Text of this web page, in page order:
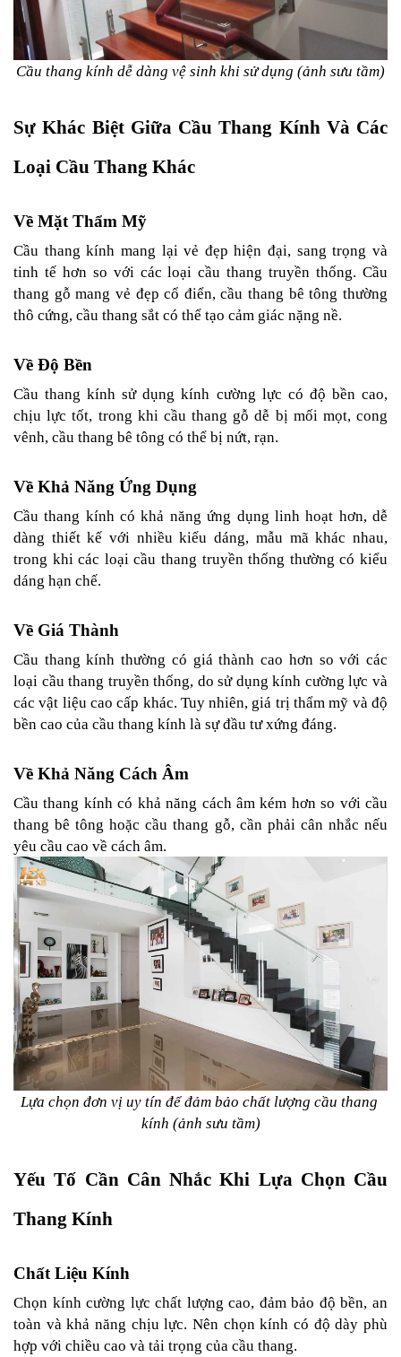
Cầu thang kính dễ dàng vệ sinh khi sử dụng (ảnh sưu tầm)
Sự Khác Biệt Giữa Cầu Thang Kính Và Các
Loại Cầu Thang Khác
Về Mặt Thẩm Mỹ
Cầu thang kính mang lại vẻ đẹp hiện đại, sang trọng và
tinh tế hơn so với các loại cầu thang truyền thống. Cầu
thang gỗ mang vẻ đẹp cổ điển, cầu thang bê tông thường
thô cứng, cầu thang sắt có thể tạo cảm giác nặng nề.
Về Độ Bền
Cầu thang kính sử dụng kính cường lực có độ bền cao,
chịu lực tốt, trong khi cầu thang gỗ dễ bị mối mọt, cong
vênh, cầu thang bê tông có thể bị nứt, rạn.
Về Khả Năng Ứng Dụng
Cầu thang kính có khả năng ứng dụng linh hoạt hơn, dễ
dàng thiết kế với nhiều kiểu dáng, mẫu mã khác nhau,
trong khi các loại cầu thang truyền thống thường có kiểu
dáng hạn chế.
Về Giá Thành
Cầu thang kính thường có giá thành cao hơn so với các
loại cầu thang truyền thống, do sử dụng kính cường lực và
các vật liệu cao cấp khác. Tuy nhiên, giá trị thẩm mỹ và độ
bền cao của cầu thang kính là sự đầu tư xứng đáng.
Về Khả Năng Cách Âm
Cầu thang kính có khả năng cách âm kém hơn so với cầu
thang bê tông hoặc cầu thang gỗ, cần phải cân nhắc nếu
yêu cầu cao về cách âm.
Lựa chọn đơn vị uy tín để đảm bảo chất lượng cầu thang
kính (ảnh sưu tầm)
Yếu Tố Cần Cân Nhắc Khi Lựa Chọn Cầu
Thang Kính
Chất Liệu Kính
Chọn kính cường lực chất lượng cao, đảm bảo độ bền, an
toàn và khả năng chịu lực. Nên chọn kính có độ dày phù
hợp với chiều cao và tải trọng của cầu thang.